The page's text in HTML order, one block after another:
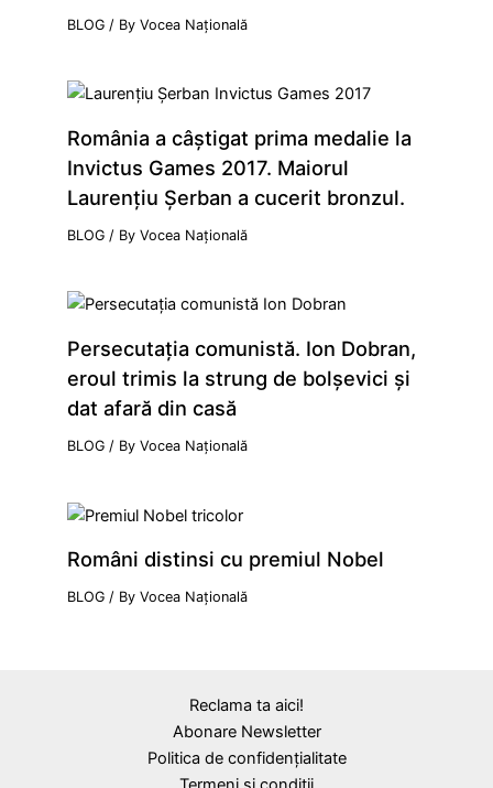
BLOG / ByVocea Națională
România a câştigat prima medalie la
Invictus Games 2017. Maiorul
Laurenţiu Şerban a cucerit bronzul.
BLOG / ByVocea Națională
Persecutaţia comunistă. Ion Dobran,
eroul trimis la strung de bolşevici şi
dat afară din casă
BLOG / ByVocea Națională
Români distinsi cu premiul Nobel
BLOG / ByVocea Națională
Reclama ta aici!
Abonare Newsletter
Politica de confidențialitate